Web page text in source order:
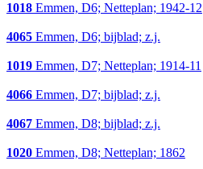
1018 Emmen, D6; Netteplan; 1942-12
4065 Emmen, D6; bijblad; z.j.
1019 Emmen, D7; Netteplan; 1914-11
4066 Emmen, D7; bijblad; z.j.
4067 Emmen, D8; bijblad; z.j.
1020 Emmen, D8; Netteplan; 1862